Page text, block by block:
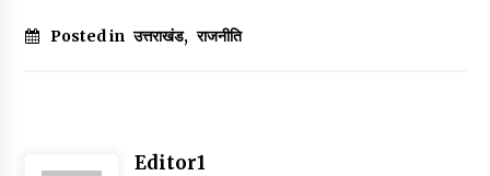
Posted in उत्तराखंड, राजनीति
Editor1